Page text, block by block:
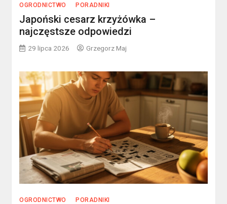
OGRODNICTWO PORADNIKI
Japoński cesarz krzyżówka –
najczęstsze odpowiedzi
29 lipca 2026 Grzegorz Maj
OGRODNICTWO PORADNIKI